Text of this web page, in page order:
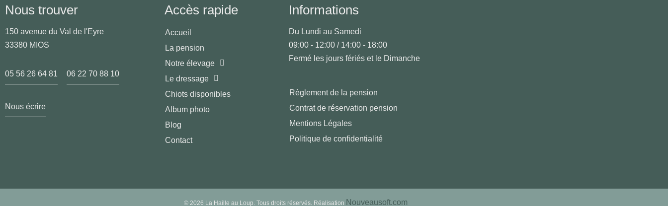
Nous trouver
150 avenue du Val de l'Eyre
33380 MIOS
05 56 26 64 81 06 22 70 88 10
Nous écrire
Accès rapide
Accueil
La pension
Notre élevage
Le dressage
Chiots disponibles
Album photo
Blog
Contact
Informations
Du Lundi au Samedi
09:00 - 12:00 / 14:00 - 18:00
Fermé les jours fériés et le Dimanche
Règlement de la pension
Contrat de réservation pension
Mentions Légales
Politique de confidentialité
© 2026 La Haille au Loup. Tous droits réservés. Réalisation Nouveausoft.com